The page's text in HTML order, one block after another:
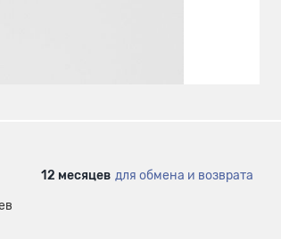
12 месяцев для обмена и возврата